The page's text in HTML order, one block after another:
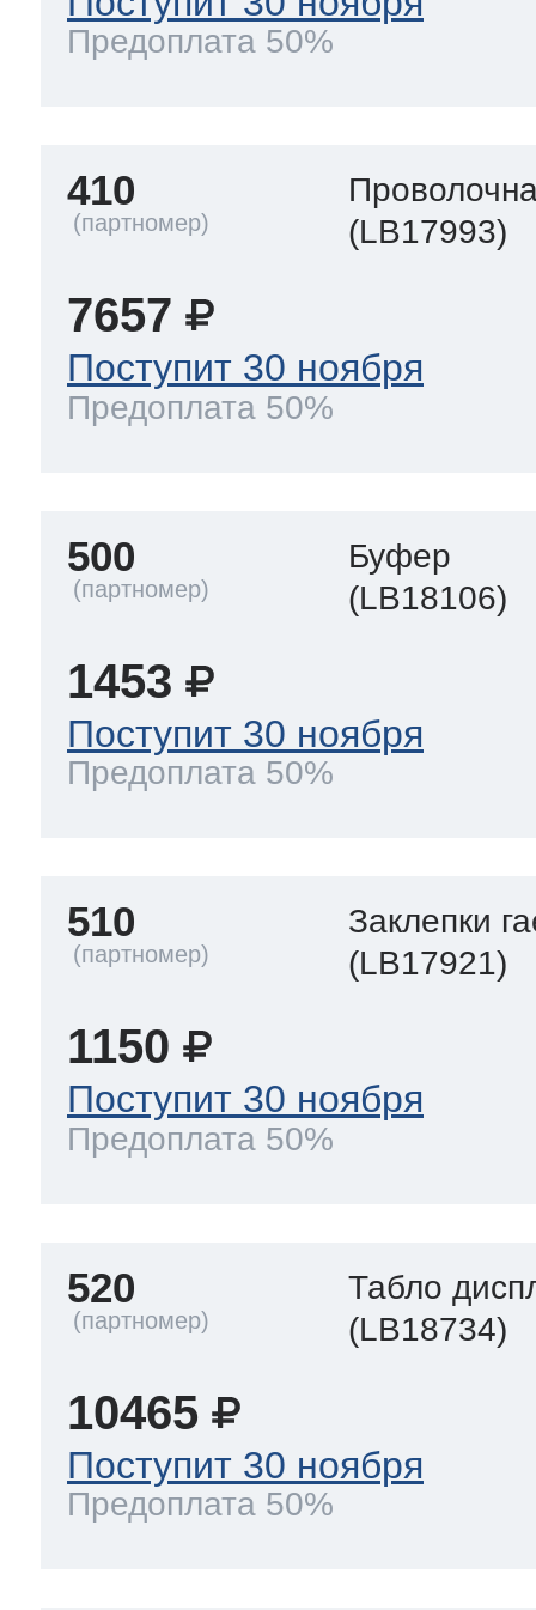
Предоплата 50%
410
(LB17993)
7657
Поступит 30 ноября
Предоплата 50%
500
Буфер
(LB18106)
1453
Поступит 30 ноября
Предоплата 50%
510
Заклепки
(LB17921)
1150
Поступит 30 ноября
Предоплата 50%
520
Табло
(LB18734)
10465
Поступит 30 ноября
Предоплата 50%